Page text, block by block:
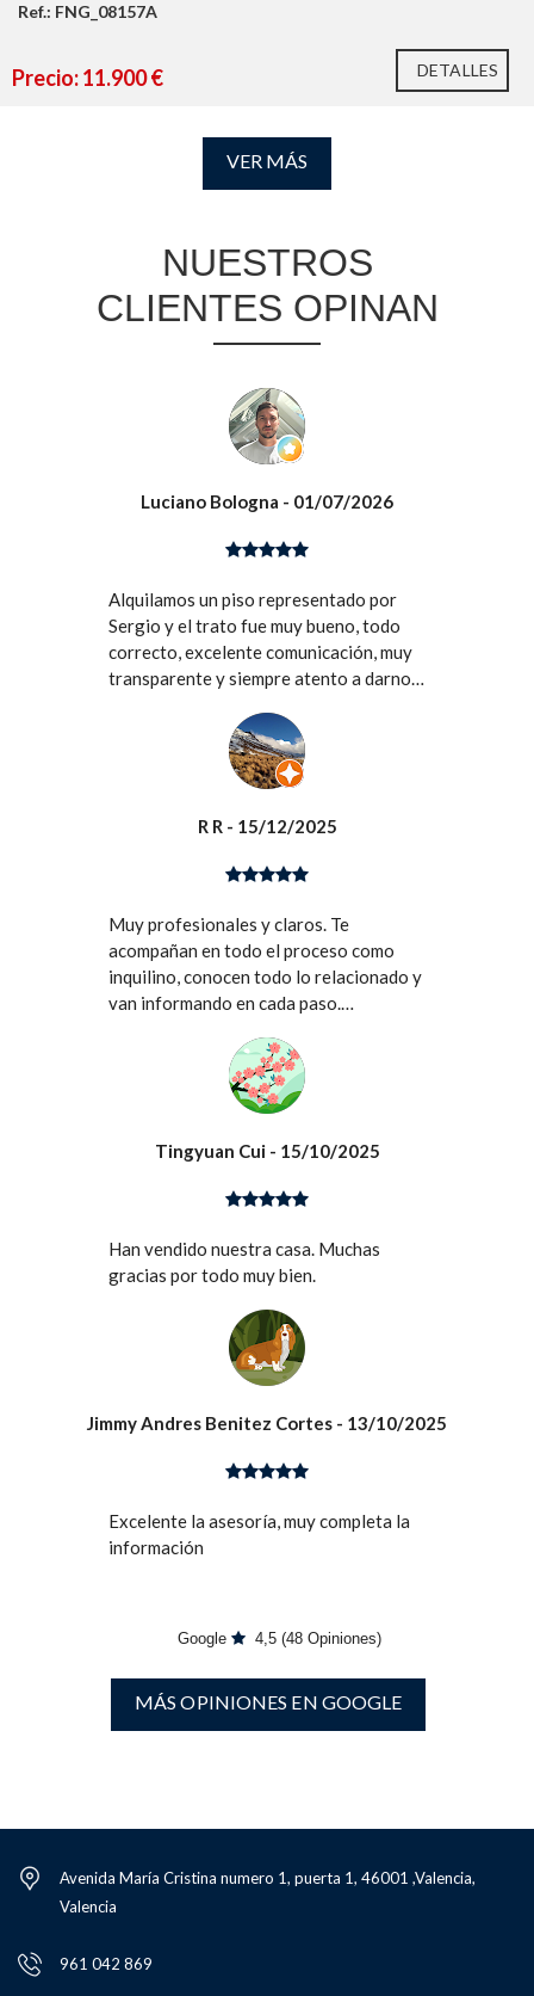
Ref.: FNG_08157A
Precio: 11.900 € DETALLES
VER MÁS
NUESTROS
CLIENTES OPINAN
Luciano Bologna - 01/07/2026
Alquilamos un piso representado por
Sergio y el trato fue muy bueno, todo
correcto, excelente comunicación, muy
transparente y siempre atento a darnos
R R - 15/12/2025
Muy profesionales y claros. Te
acompañan en todo el proceso como
inquilino, conocen todo lo relacionado y
van informando en cada paso.
agencia inmobiliaria.
Tingyuan Cui - 15/10/2025
Han vendido nuestra casa. Muchas
gracias por todo muy bien.
Jimmy Andres Benitez Cortes - 13/10/2025
Excelente la asesoría, muy completa la
información
Google 4,5 (48 Opiniones)
MÁS OPINIONES EN GOOGLE
Avenida María Cristina numero 1, puerta 1, 46001 ,Valencia,
Valencia
961 042 869